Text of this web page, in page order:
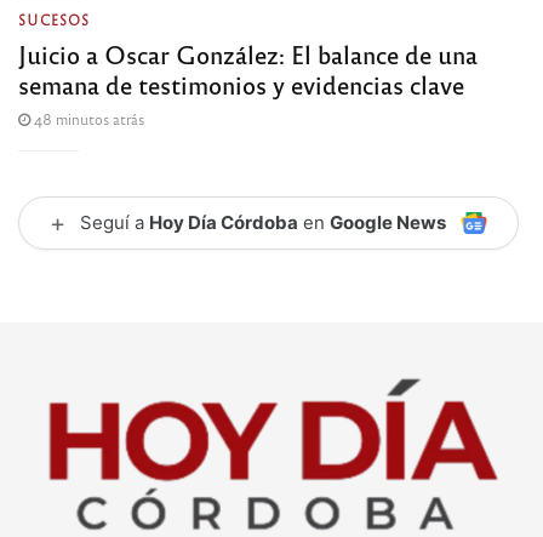
SUCESOS
Juicio a Oscar González: El balance de una
semana de testimonios y evidencias clave
48 minutos atrás
+ Seguí a Hoy Día Córdoba en Google News